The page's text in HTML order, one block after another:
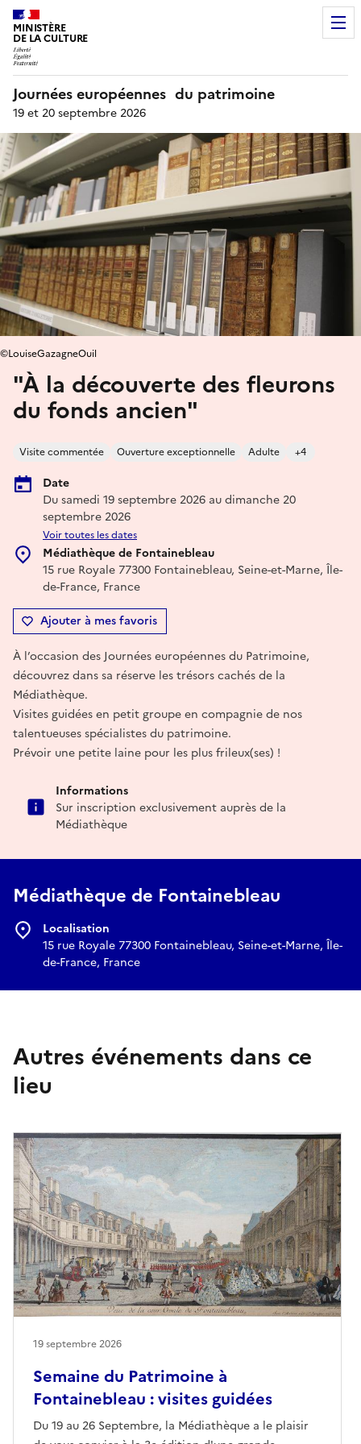
MINISTÈRE
DE LA CULTURE
Journées européennes du patrimoine
19 et 20 septembre 2026
"À la découverte des fleurons
du fonds ancien"
Visite commentée Ouverture exceptionnelle Adulte +4
Date
Du samedi 19 septembre 2026 au dimanche 20
septembre 2026
Voir toutes les dates
Médiathèque de Fontainebleau
15 rue Royale 77300 Fontainebleau, Seine-et-Marne, Île-
de-France, France
Ajouter à mes favoris
©LouiseGazagneOuil
À l’occasion des Journées européennes du Patrimoine,
découvrez dans sa réserve les trésors cachés de la
Médiathèque.
Visites guidées en petit groupe en compagnie de nos
talentueuses spécialistes du patrimoine.
Prévoir une petite laine pour les plus frileux(ses) !
Informations
Sur inscription exclusivement auprès de la
Médiathèque
Médiathèque de Fontainebleau
Localisation
15 rue Royale 77300 Fontainebleau, Seine-et-Marne, Île-
de-France, France
Autres événements dans ce
lieu
Semaine du Patrimoine à
Fontainebleau : visites guidées
Du 19 au 26 Septembre, la Médiathèque a le plaisir
19 septembre 2026